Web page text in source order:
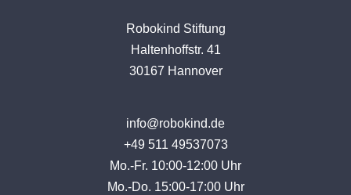
Robokind Stiftung
Haltenhoffstr. 41
30167 Hannover
info@robokind.de
+49 511 49537073
Mo.-Fr. 10:00-12:00 Uhr
Mo.-Do. 15:00-17:00 Uhr